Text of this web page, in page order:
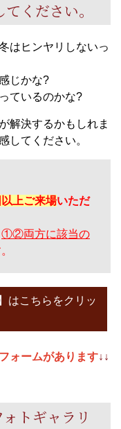
ください。
はヒンヤリしないっ
じかな?
ているのかな?
解決するかもしれま
してください。
上ご来場いただ
①②両方に該当の
はこちらをクリッ
ォームがあります↓↓
トギャラリ